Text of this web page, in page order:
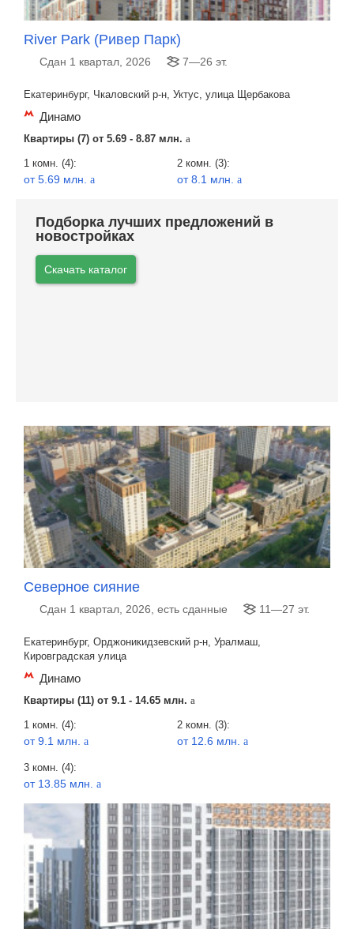
River Park (Ривер Парк)
Сдан 1 квартал, 2026 7—26 эт.
Екатеринбург, Чкаловский р-н, Уктус, улица Щербакова
Динамо
Квартиры (7) от 5.69 - 8.87 млн. a
1 комн. (4):
от 5.69 млн. a
2 комн. (3):
от 8.1 млн. a
Подборка лучших предложений в
новостройках
Скачать каталог
Северное сияние
Сдан 1 квартал, 2026, есть сданные 11—27 эт.
Екатеринбург, Орджоникидзевский р-н, Уралмаш,
Кировградская улица
Динамо
Квартиры (11) от 9.1 - 14.65 млн. a
1 комн. (4):
от 9.1 млн. a
2 комн. (3):
от 12.6 млн. a
3 комн. (4):
от 13.85 млн. a